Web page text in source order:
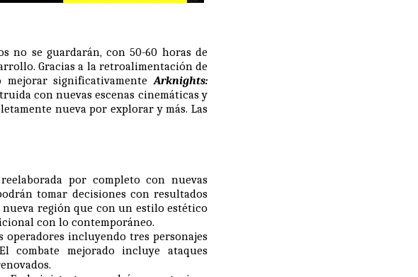
no se guardarán, con 50-60 horas de
Gracias a la retroalimentación de
mejorar significativamenteArknights:
con nuevas escenas cinemáticas y
nueva por explorar y más. Las
por completo con nuevas
tomar decisiones con resultados
región que con un estilo estético
con lo contemporáneo.
operadores incluyendo tres personajes
combate mejorado incluye ataques